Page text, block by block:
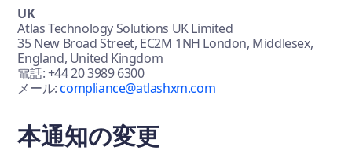
UK
Atlas Technology Solutions UK Limited
35 New Broad Street, EC2M 1NH London, Middlesex,
England, United Kingdom
電話: +44 20 3989 6300
メール:compliance@atlashxm.com
本通知の変更